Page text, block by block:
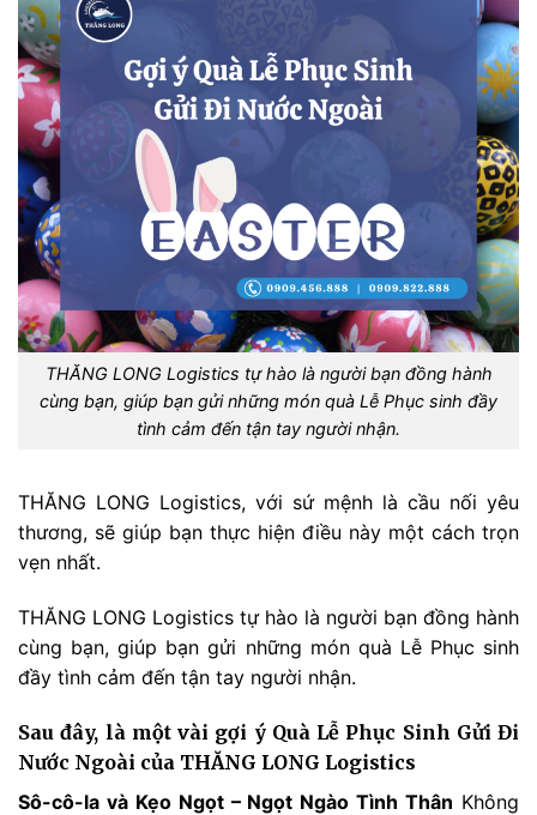
THĂNG LONG Logistics tự hào là người bạn đồng hành
cùng bạn, giúp bạn gửi những món quà Lễ Phục sinh đầy
tình cảm đến tận tay người nhận.
THĂNG LONG Logistics, với sứ mệnh là cầu nối yêu
thương, sẽ giúp bạn thực hiện điều này một cách trọn
vẹn nhất.
THĂNG LONG Logistics tự hào là người bạn đồng hành
cùng bạn, giúp bạn gửi những món quà Lễ Phục sinh
đầy tình cảm đến tận tay người nhận.
Sau đây, là một vài gợi ý Quà Lễ Phục Sinh Gửi Đi
Nước Ngoài của THĂNG LONG Logistics
Sô-cô-la và Kẹo Ngọt – Ngọt Ngào Tình Thân Không